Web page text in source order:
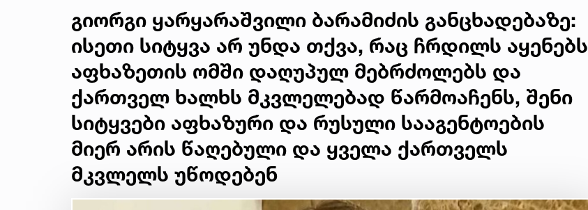
გიორგი ყარყარაშვილი ბარამიძის განცხადებაზე:
ისეთი სიტყვა არ უნდა თქვა, რაც ჩრდილს აყენებს
აფხაზეთის ომში დაღუპულ მებრძოლებს და
ქართველ ხალხს მკვლელებად წარმოაჩენს, შენი
სიტყვები აფხაზური და რუსული სააგენტოების
მიერ არის წაღებული და ყველა ქართველს
მკვლელს უწოდებენ